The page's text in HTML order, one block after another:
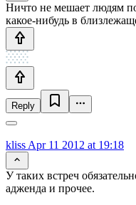
Ничто не мешает людям
какое-нибудь в
Reply
kliss Apr 11 2012 at 19:18
У таких встреч
адженда и прочее.